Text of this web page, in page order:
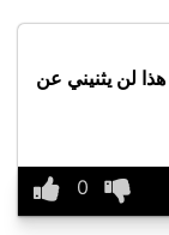
لن يثنيني عن